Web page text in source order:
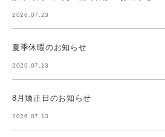
2026.07.23
夏季休暇のお知らせ
2026.07.13
8月矯正日のお知らせ
2026.07.13